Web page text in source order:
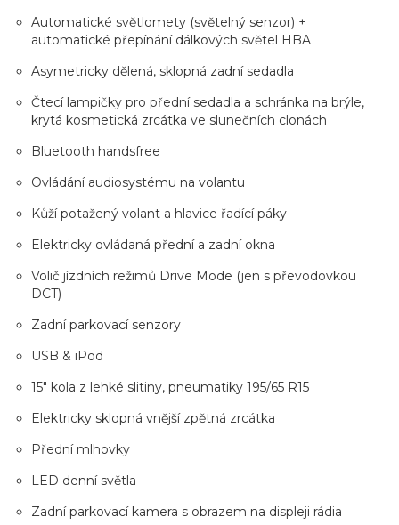
Automatické světlomety (světelný senzor) +
automatické přepínání dálkových světel HBA
Asymetricky dělená, sklopná zadní sedadla
Čtecí lampičky pro přední sedadla a schránka na brýle,
krytá kosmetická zrcátka ve slunečních clonách
Bluetooth handsfree
Ovládání audiosystému na volantu
Kůží potažený volant a hlavice řadící páky
Elektricky ovládaná přední a zadní okna
Volič jízdních režimů Drive Mode (jen s převodovkou
DCT)
Zadní parkovací senzory
USB & iPod
15" kola z lehké slitiny, pneumatiky 195/65 R15
Elektricky sklopná vnější zpětná zrcátka
Přední mlhovky
LED denní světla
Zadní parkovací kamera s obrazem na displeji rádia